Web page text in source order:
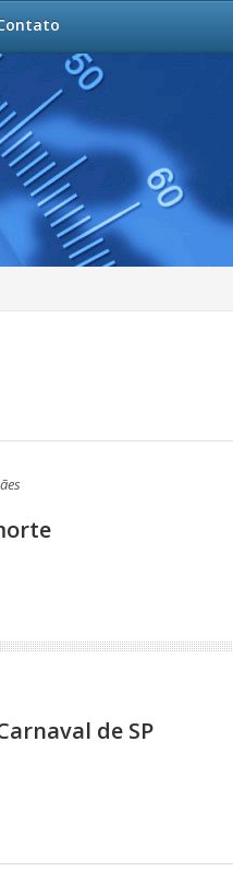
de SP